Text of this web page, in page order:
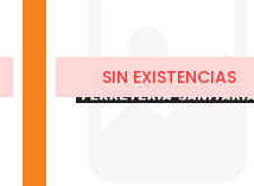
SIN EXISTENCIAS